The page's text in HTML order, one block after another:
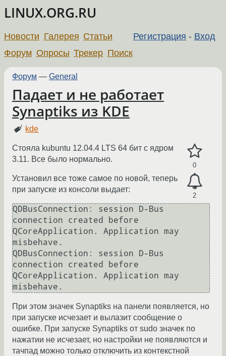
LINUX.ORG.RU
Регистрация - Вход
Новости Галерея Статьи
Форум Опросы Трекер Поиск
Форум — General
Падает и не работает
Synaptiks из KDE
kde
0
2
Стояла kubuntu 12.04.4 LTS 64 бит с ядром
3.11. Все было нормально.
Установил все тоже самое по новой, теперь
при запуске из консоли выдает:
QDBusConnection: session D-Bus
connection created before
QCoreApplication. Application may
misbehave.
QDBusConnection: session D-Bus
connection created before
QCoreApplication. Application may
misbehave.
При этом значек Synaptiks на панели появляется, но
при запуске исчезает и вылазит сообщение о
ошибке. При запуске Synaptiks от sudo значек по
нажатии не исчезает, но настройки не появляются и
тачпад можно только отключить из контекстной